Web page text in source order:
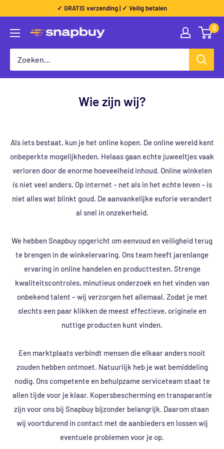
inhoud
✓ GRATIS verzending | ✓ Veilig betalen
Snapbuy
0
Wie zijn wij?
Als iets bestaat, kun je het online kopen. De online wereld kent
onbeperkte mogelijkheden. Helaas gaan echte juweeltjes vaak
verloren door de enorme hoeveelheid inhoud. Online winkelen
is niet veel anders. Op internet – net als in het echte leven – is
niet alles wat blinkt goud. De aanvankelijke euforie verandert
al snel in onzekerheid.
We hebben Snapbuy opgericht om eenvoud en veiligheid terug
te brengen in de winkelervaring. Ons team heeft jarenlange
ervaring in online handelen en producttesten. Strenge
kwaliteitscontroles, minutieus onderzoek en het vinden van
onbekend talent – ​​wij verzorgen het allemaal. Zodat je met
slechts een paar klikken de meest effectieve, originele en
nuttige producten kunt vinden.
Een marktplaats verbindt mensen die elkaar anders nooit
zouden hebben ontmoet. Natuurlijk heb je wat bemiddeling
nodig. Ons competente en behulpzame serviceteam staat te
allen tijde voor je klaar. Kopersbescherming en transparantie
zijn voor ons bij Snapbuy bijzonder belangrijk. Daarom staan ​​
wij voortdurend in contact met de aanbieders en lossen wij
eventuele problemen voor je op.